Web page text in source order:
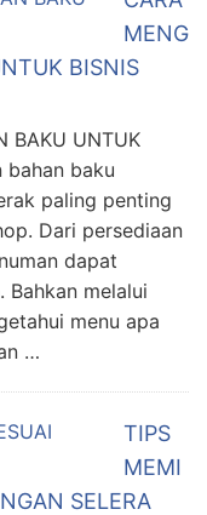
MENG
BISNIS
BAKU UNTUK
bahan baku
paling penting
Dari persediaan
dapat
melalui
menu apa
…
TIPS
MEMI
SELERA